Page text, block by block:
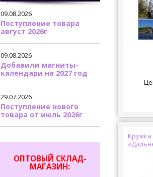
09.08.2026
Поступление товара
август 2026г
09.08.2026
Добавили магниты-
календари на 2027 год
29.07.2026
Поступление нового
товара от июль 2026г
ОПТОВЫЙ СКЛАД-
МАГАЗИН: